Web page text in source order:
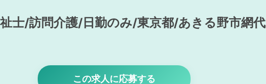
士/訪問介護/日勤のみ/東京都/あきる野市網代
この求人に応募する